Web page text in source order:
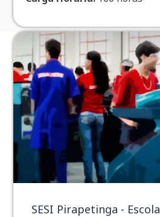
SESI Pirapetinga -